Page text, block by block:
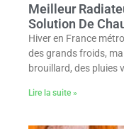
Meilleur
Solution De
Hiver en France
des grands froids,
brouillard, des pluies
Lire la suite »